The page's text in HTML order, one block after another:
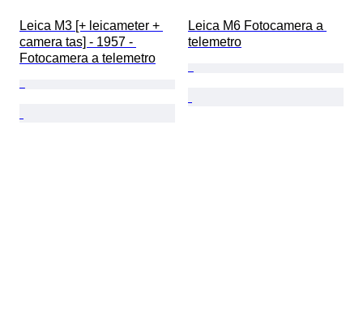
Leica M3 [+ leicameter +
camera tas] - 1957 -
Fotocamera a telemetro
Leica M6 Fotocamera a
telemetro